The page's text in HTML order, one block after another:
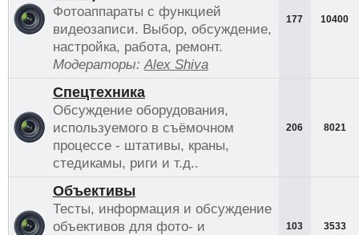
Фотоаппараты с функцией
видеозаписи. Выбор, обсуждение,
настройка, работа, ремонт.
Модераторы: Alex Shiva
177 10400
Спецтехника
Обсуждение оборудования,
используемого в съёмочном
процессе - штативы, краны,
стедикамы, риги и т.д..
206 8021
Объективы
Тесты, информация и обсуждение
объективов для фото- и
103 3533